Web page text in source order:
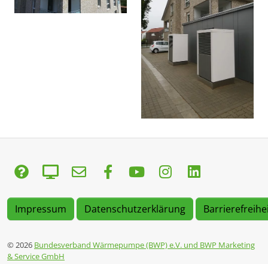
Impressum Datenschutzerklärung
© 2026 Bundesverband Wärmepumpe (BWP) e.V. und BWP Marketing
& Service GmbH